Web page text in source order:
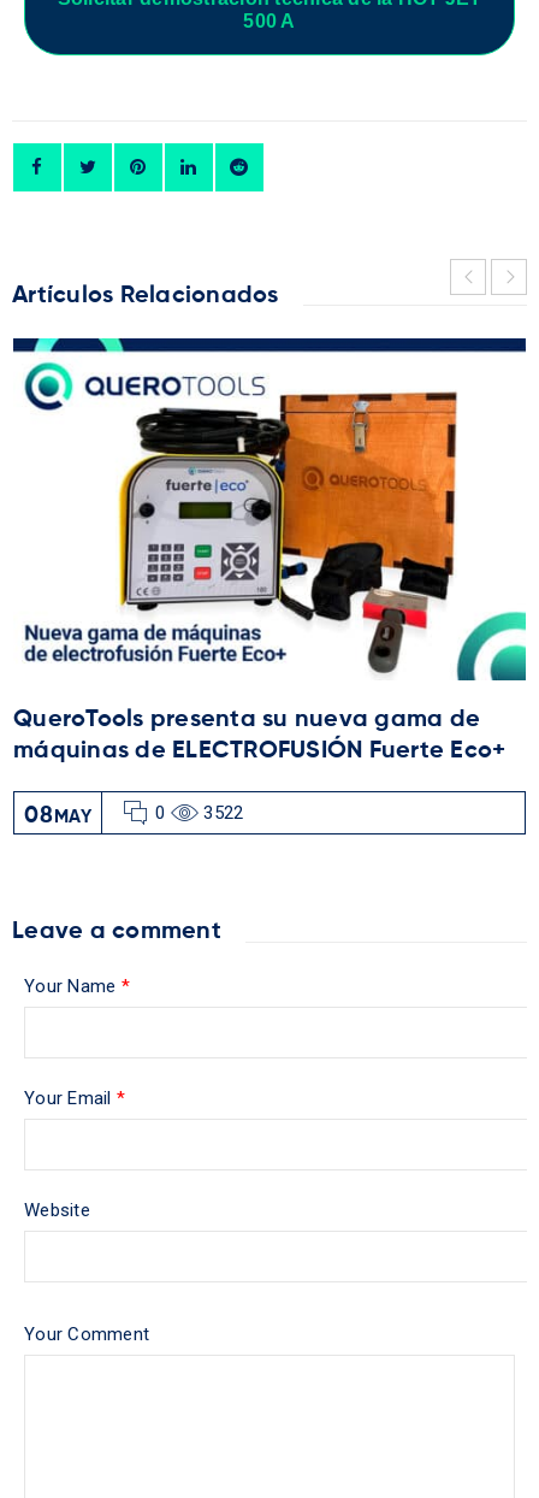
500 A
Artículos Relacionados
QueroTools presenta su nueva gama de
máquinas de ELECTROFUSIÓN Fuerte Eco+
08 MAY 0 3522
Leave a comment
Your Name *
Your Email *
Website
Your Comment